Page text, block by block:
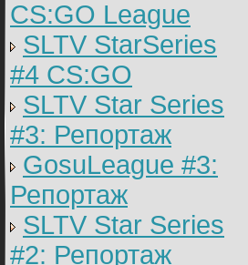
CS:GO League
SLTV StarSeries
#4 CS:GO
SLTV Star Series
#3: Репортаж
GosuLeague #3:
Репортаж
SLTV Star Series
#2: Репортаж